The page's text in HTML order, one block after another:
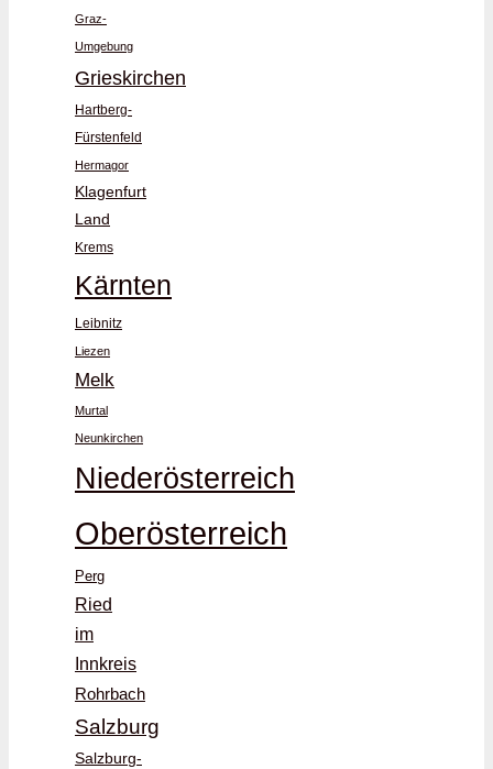
Graz-
Umgebung
Grieskirchen
Hartberg-
Fürstenfeld
Hermagor
Klagenfurt
Land
Krems
Kärnten
Leibnitz
Liezen
Melk
Murtal
Neunkirchen
Niederösterreich
Oberösterreich
Perg
Ried
im
Innkreis
Rohrbach
Salzburg
Salzburg-